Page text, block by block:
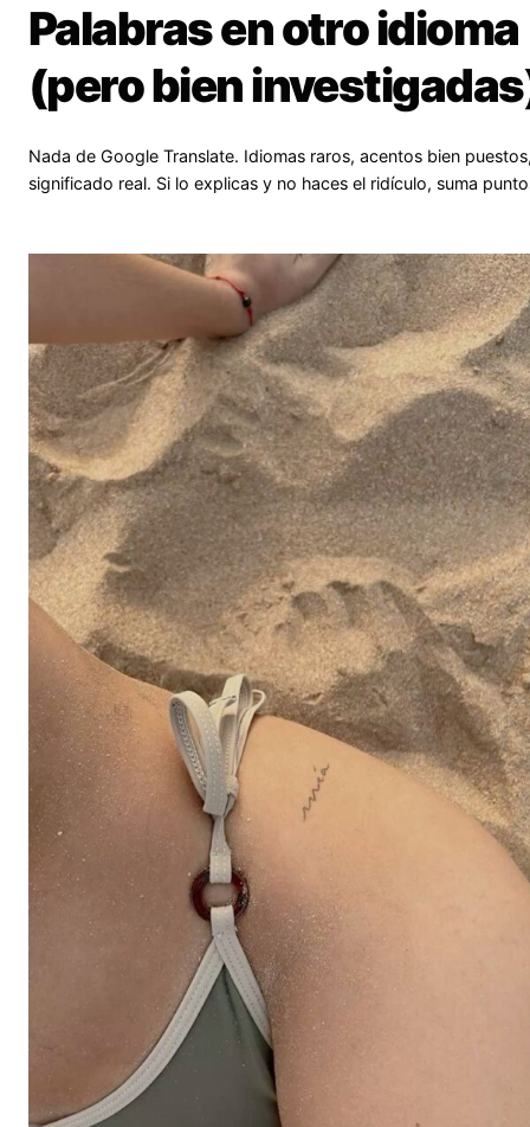
Palabras en otro idioma
(pero bien
Nada de Google Translate. Idiomas raros, acentos bien
significado real. Si lo explicas y no haces el ridículo, suma